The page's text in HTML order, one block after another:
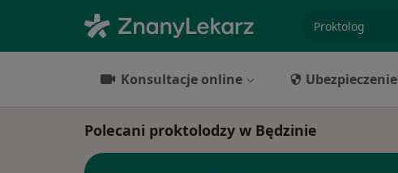
Konsultacje online Ubezpieczenie
Polecani proktolodzy w Będzinie